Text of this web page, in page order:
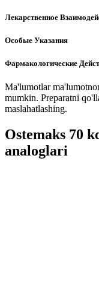
Лекарственное
Особые Указания
Фармакологические
Ma'lumotlar
mumkin. Preparatni
maslahatlashing.
Ostemaks 70
analoglari